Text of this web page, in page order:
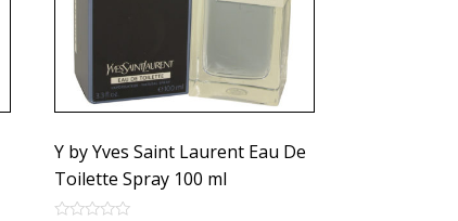
Y by Yves Saint Laurent Eau De
Toilette Spray 100 ml